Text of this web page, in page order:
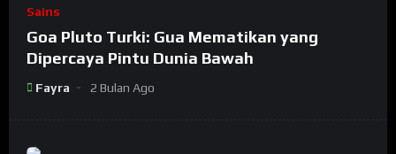
Sains
Goa Pluto Turki: Gua Mematikan yang
Dipercaya Pintu Dunia Bawah
Fayra 2 Bulan Ago